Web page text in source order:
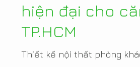
hiện đại cho
TP.HCM
Thiết kế nội thất phòng